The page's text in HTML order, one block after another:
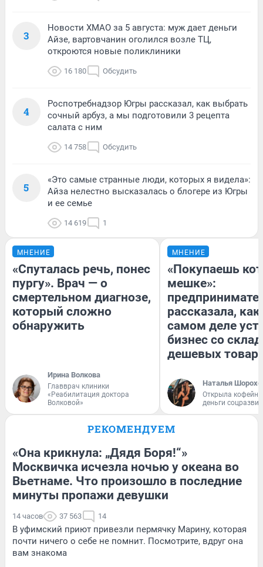
3
Новости ХМАО за 5 августа: муж дает деньги
Айзе, вартовчанин оголился возле ТЦ,
откроются новые поликлиники
16 180 Обсудить
4
Роспотребнадзор Югры рассказал, как выбрать
сочный арбуз, а мы подготовили 3 рецепта
салата с ним
14 758 Обсудить
5
«Это самые странные люди, которых я видела»:
Айза нелестно высказалась о блогере из Югры
и ее семье
14 619 1
МНЕНИЕ
«Спуталась речь, понес
пургу». Врач — о
смертельном диагнозе,
который сложно
обнаружить
Ирина Волкова
Главврач клиники
«Реабилитация доктора
Волковой»
МНЕНИЕ
«Покупаешь
мешке»:
рассказала, как
самом деле
бизнес со
дешевых
Наталья
Открыла
деньги
РЕКОМЕНДУЕМ
«Она крикнула: „Дядя Боря!“»
Москвичка исчезла ночью у океана во
Вьетнаме. Что произошло в последние
минуты пропажи девушки
14 часов 37 563 14
В уфимский приют привезли пермячку Марину, которая
почти ничего о себе не помнит. Посмотрите, вдруг она
вам знакома